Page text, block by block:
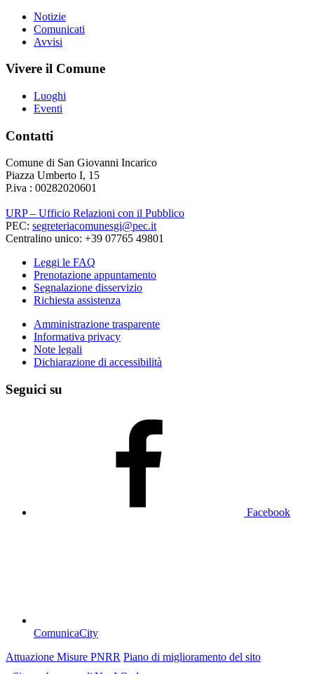
Notizie
Comunicati
Avvisi
Vivere il Comune
Luoghi
Eventi
Contatti
Comune di San Giovanni Incarico
Piazza Umberto I, 15
P.iva : 00282020601
URP – Ufficio Relazioni con il Pubblico
PEC: segreteriacomunesgi@pec.it
Centralino unico: +39 07765 49801
Leggi le FAQ
Prenotazione appuntamento
Segnalazione disservizio
Richiesta assistenza
Amministrazione trasparente
Informativa privacy
Note legali
Dichiarazione di accessibilità
Seguici su
Facebook
ComunicaCity
Attuazione Misure PNRR Piano di miglioramento del sito